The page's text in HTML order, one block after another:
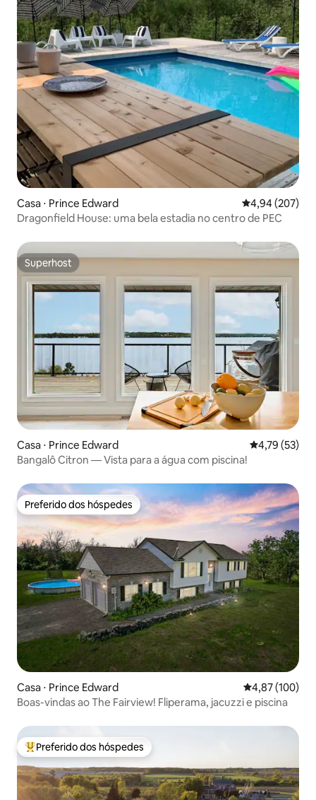
Casa ⋅ Prince Edward 4,94 de uma
4,94 (207)
Dragonfield House: uma bela estadia no centro de PEC
Superhost
Superhost
Casa ⋅ Prince Edward 4,79 de uma
4,79 (53)
Bangalô Citron — Vista para a água com piscina!
Preferido dos hóspedes
Preferido dos hóspedes
Casa ⋅ Prince Edward 4,87 de uma
4,87 (100)
Boas-vindas ao The Fairview! Fliperama, jacuzzi e piscina
Entre os melhores preferidos dos hóspedes
Preferido dos hóspedes